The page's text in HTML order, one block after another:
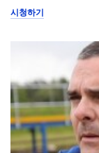
시청하기